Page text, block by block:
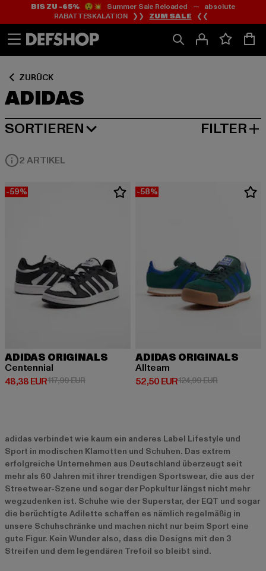
Zum
Inhalt
springen
Zum
Fußzeile
springen
BIS ZU -65%😲💥 Summer Sale Reloaded — absolute
RABATTESKALATION ❯❯ ZUM SALE ❮❮
ZURÜCK
ADIDAS
Zum
Produktraster
springen
SORTIEREN
BELIEBTESTE FILTER
2 ARTIKEL
-59%
ADIDAS ORIGINALS
Centennial
48,38 EUR
Derzeitiger Preis: 48,38 EUR
117,99 EURAktionspreis: 117,99 EUR
-58%
ADIDAS ORIGINALS
Allteam
52,50 EUR
Derzeitiger Preis: 52,50 EUR
124,99 EURAktionspreis:
adidas verbindet wie kaum ein anderes Label Lifestyle und
Sport in modischen Klamotten und Schuhen. Das extrem
erfolgreiche Unternehmen aus Deutschland überzeugt seit
mehr als 60 Jahren mit ihrer trendigen Sportswear, die aus der
Streetwear-Szene und sogar der Popkultur längst nicht mehr
wegzudenken ist. Schuhe wie der Superstar, der EQT und sogar
die berüchtigte Adilette schaffen es nämlich regelmäßig in
unsere Schuhschränke und machen nicht nur beim Sport eine
gute Figur. Kein Wunder also, dass die Designs mit den 3
Streifen und dem legendären Trefoil so bleibt sind.